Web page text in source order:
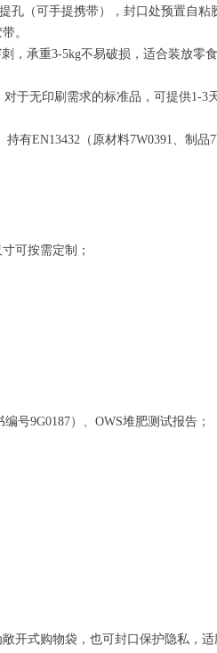
孔（可手提携带），封口处预置自粘
。
，承重3-5kg不易破损，适合装放零
于无印刷需求的标准品，可提供1-3
有EN13432（原材料7W0391、制品
可按需定制；
号9G0187）、OWS堆肥测试报告；
开式购物袋，也可封口保护隐私，适